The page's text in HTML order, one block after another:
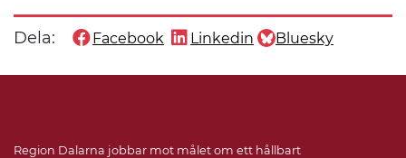
Dela: Dela denna sida på
Facebook
Dela denna sida på
Linkedin
Dela denna sida på
Bluesky
Region Dalarna jobbar mot målet om ett hållbart